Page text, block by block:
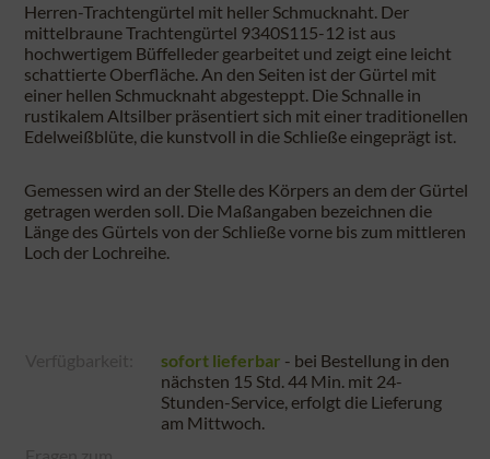
Herren-Trachtengürtel mit heller Schmucknaht. Der
mittelbraune Trachtengürtel 9340S115-12 ist aus
hochwertigem Büffelleder gearbeitet und zeigt eine leicht
schattierte Oberfläche. An den Seiten ist der Gürtel mit
einer hellen Schmucknaht abgesteppt. Die Schnalle in
rustikalem Altsilber präsentiert sich mit einer traditionellen
Edelweißblüte, die kunstvoll in die Schließe eingeprägt ist.
Gemessen wird an der Stelle des Körpers an dem der Gürtel
getragen werden soll. Die Maßangaben bezeichnen die
Länge des Gürtels von der Schließe vorne bis zum mittleren
Loch der Lochreihe.
sofort lieferbar - bei Bestellung in den
nächsten 15 Std. 44 Min. mit 24-
Stunden-Service, erfolgt die Lieferung
am Mittwoch.